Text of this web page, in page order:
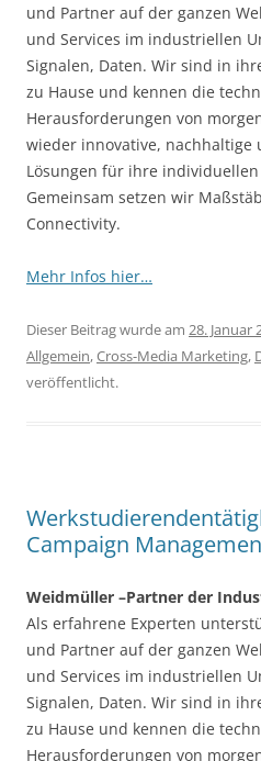
und Partner auf der ganzen
und Services im industriellen
Signalen, Daten. Wir sind in
zu Hause und kennen die
Herausforderungen von
wieder innovative, nachhaltige
Lösungen für ihre
Gemeinsam setzen wir
Connectivity.
Mehr Infos hier…
Dieser Beitrag wurde am 28. Januar
Allgemein,Cross-Media Marketing,
veröffentlicht.
Campaign
Weidmüller –Partner der
Als erfahrene Experten
und Partner auf der ganzen
und Services im industriellen
Signalen, Daten. Wir sind in
zu Hause und kennen die
Herausforderungen von